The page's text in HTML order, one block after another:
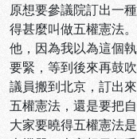
原想要參議院訂出一
得甚麼叫做五權憲法
他，因為我以為這個
要緊，等到後來再鼓
議員搬到北京，訂出
五權憲法，還是要把
大家要曉得五權憲法